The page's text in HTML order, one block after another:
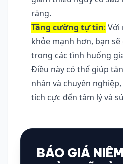
răng.
Tăng cường tự tin: Với
khỏe mạnh hơn, bạn
trong các tình huống
Điều này có thể giúp
nhân và chuyên
tích cực đến tâm lý và
BÁO GIÁ